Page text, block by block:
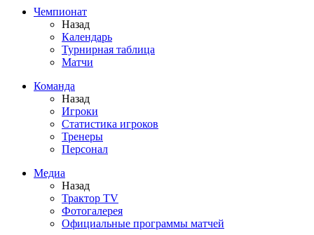
Чемпионат
Назад
Календарь
Турнирная таблица
Матчи
Команда
Назад
Игроки
Статистика игроков
Тренеры
Персонал
Медиа
Назад
Трактор TV
Фотогалерея
Официальные программы матчей